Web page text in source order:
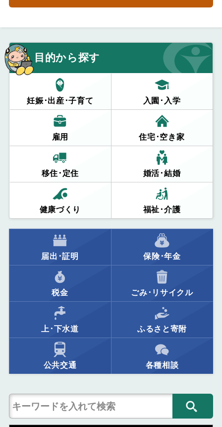
目的から探す
妊娠･出産･子育て 入園･入学
雇用 住宅･空き家
移住･定住 婚活･結婚
健康づくり 福祉･介護
届出･証明 保険･年金
税金 ごみ･リサイクル
上･下水道 ふるさと寄附
公共交通 各種相談